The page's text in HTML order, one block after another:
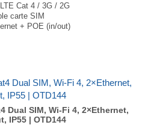
Cat 4 / 3G / 2G
carte SIM
+ POE (in/out)
Dual SIM, Wi-Fi 4, 2×Ethernet,
IP55 | OTD144